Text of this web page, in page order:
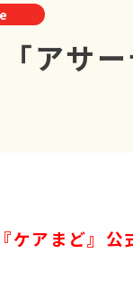
アサ
『ケアまど』